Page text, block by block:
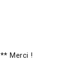
Merci !